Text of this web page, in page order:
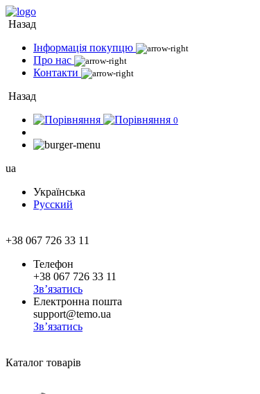
Назад
Інформація покупцю
Про нас
Контакти
Назад
0
ua
Українська
Русский
+38 067 726 33 11
Телефон
+38 067 726 33 11
Зв’язатись
Електронна пошта
support@temo.ua
Зв’язатись
Каталог товарів